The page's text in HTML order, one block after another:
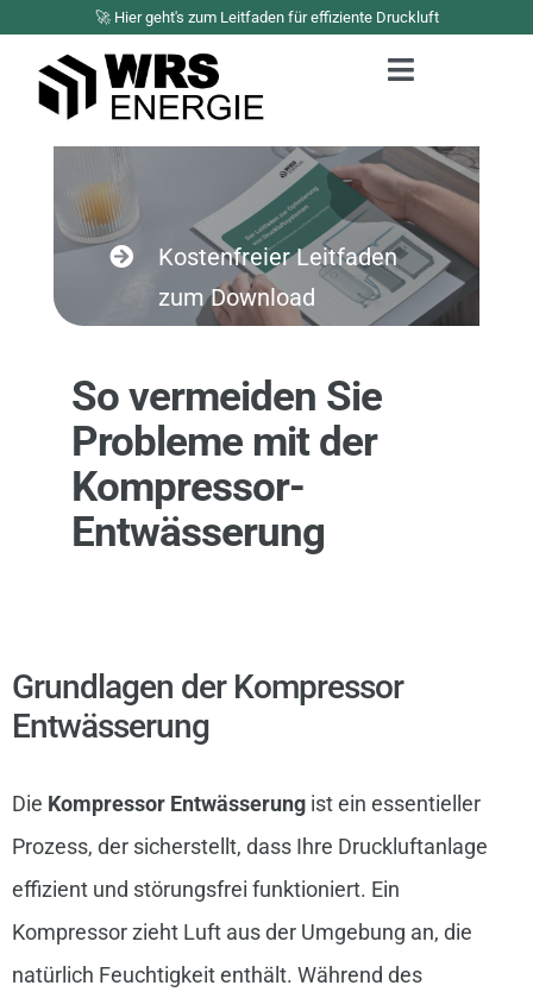
Inhalt
springen
🚀 Hier geht's zum Leitfaden für effiziente Druckluft
Toggle
Portfolio
Unternehmen
Kostenfreier Leitfaden
zum Download
So vermeiden Sie
Probleme mit der
Kompressor-
Entwässerung
Grundlagen der Kompressor
Entwässerung
Die Kompressor Entwässerungist ein essentieller
Prozess, der sicherstellt, dass Ihre Druckluftanlage
effizient und störungsfrei funktioniert. Ein
Kompressor zieht Luft aus der Umgebung an, die
natürlich Feuchtigkeit enthält. Während des